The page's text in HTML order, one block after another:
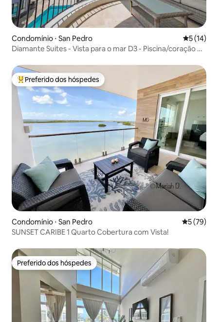
Condomínio ⋅ San Pedro 5 de uma
5 (14)
Diamante Suites - Vista para o mar D3 - Piscina/coração da
Entre os melhores preferidos dos hóspedes
Preferido dos hóspedes
Condomínio ⋅ San Pedro 5 de uma
5 (79)
SUNSET CARIBE 1 Quarto Cobertura com Vista!
Preferido dos hóspedes
Preferido dos hóspedes